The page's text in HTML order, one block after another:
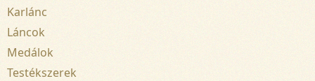
Karlánc
Láncok
Medálok
Testékszerek